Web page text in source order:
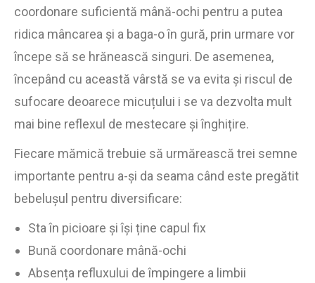
coordonare suficientă mână-ochi pentru a putea
ridica mâncarea și a baga-o în gură, prin urmare vor
începe să se hrănească singuri. De asemenea,
începând cu această vârstă se va evita și riscul de
sufocare deoarece micuțului i se va dezvolta mult
mai bine reflexul de mestecare și înghițire.
Fiecare mămică trebuie să urmărească trei semne
importante pentru a-și da seama când este pregătit
bebelușul pentru diversificare:
Sta în picioare și își ține capul fix
Bună coordonare mână-ochi
Absența refluxului de împingere a limbii